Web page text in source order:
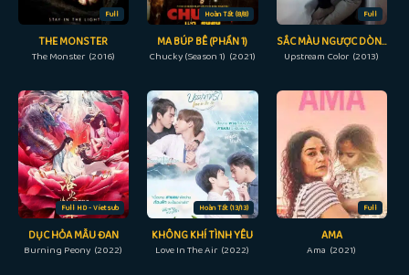
Full
THE MONSTER
The Monster (2016)
Hoàn Tất (8/8)
MA BÚP BÊ (PHẦN 1)
Chucky (Season 1) (2021)
Full
SẮC MÀU NGƯỢC DÒNG
Upstream Color (2013)
Full HD - Vietsub
DỤC HỎA MẪU ĐAN
Burning Peony (2022)
Hoàn Tất (13/13)
KHÔNG KHÍ TÌNH YÊU
Love In The Air (2022)
Full
AMA
Ama (2021)